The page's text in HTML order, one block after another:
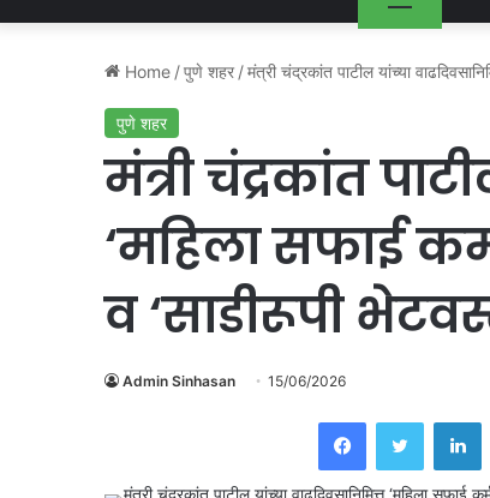
Home /पुणे शहर /मंत्री चंद्रकांत पाटील यांच्या
पुणे शहर
मंत्री चंद्रकांत
‘महिला सफाई
व ‘साडीरूपी
Admin Sinhasan 15/06/2026
FacebookTwitter